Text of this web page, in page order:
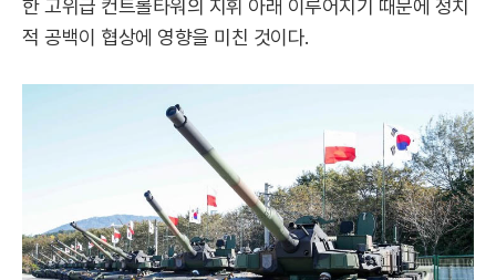
한 고위급 컨트롤타워의 지휘 아래 이루어지기 때문에 정치
적 공백이 협상에 영향을 미친 것이다.